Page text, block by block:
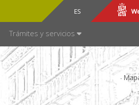
ES
CA
Trámites y servicios